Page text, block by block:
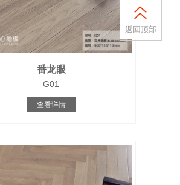
返回顶部
番龙眼
G01
查看详情